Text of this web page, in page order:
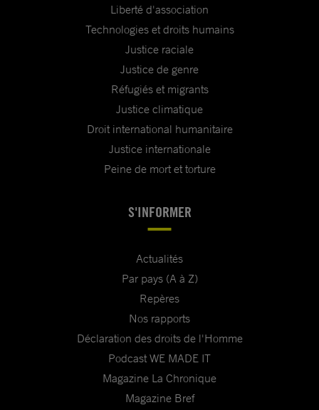
Liberté d'association
Technologies et droits humains
Justice raciale
Justice de genre
Réfugiés et migrants
Justice climatique
Droit international humanitaire
Justice internationale
Peine de mort et torture
S'INFORMER
Actualités
Par pays (A à Z)
Repères
Nos rapports
Déclaration des droits de l'Homme
Podcast WE MADE IT
Magazine La Chronique
Magazine Bref